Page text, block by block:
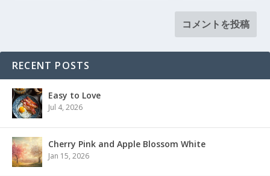
RECENT POSTS
Easy to Love
Jul 4, 2026
Cherry Pink and Apple Blossom White
Jan 15, 2026